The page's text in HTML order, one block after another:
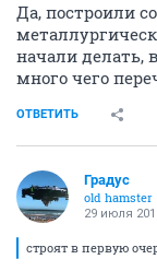
Да, построили
начали делать,
много чего
ОТВЕТИТЬ
Градус
old hamster
29 июля
строят в первую